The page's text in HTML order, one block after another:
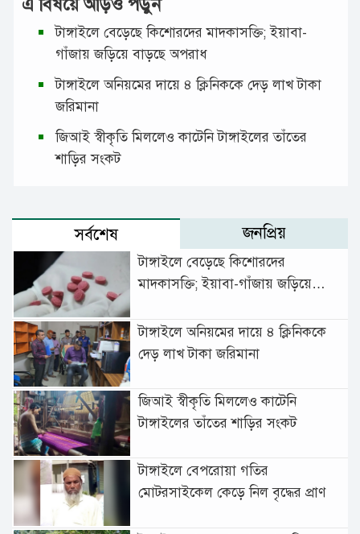
এ বিষয়ে আড়ও পড়ুন
টাঙ্গাইলে বেড়েছে কিশোরদের মাদকাসক্তি; ইয়াবা-
গাঁজায় জড়িয়ে বাড়ছে অপরাধ
টাঙ্গাইলে অনিয়মের দায়ে ৪ ক্লিনিককে দেড় লাখ টাকা
জরিমানা
জিআই স্বীকৃতি মিললেও কাটেনি টাঙ্গাইলের তাঁতের
শাড়ির সংকট
সর্বশেষ জনপ্রিয়
টাঙ্গাইলে বেড়েছে কিশোরদের
মাদকাসক্তি; ইয়াবা-গাঁজায় জড়িয়ে
টাঙ্গাইলে অনিয়মের দায়ে ৪ ক্লিনিককে
দেড় লাখ টাকা জরিমানা
জিআই স্বীকৃতি মিললেও কাটেনি
টাঙ্গাইলের তাঁতের শাড়ির সংকট
টাঙ্গাইলে বেপরোয়া গতির
মোটরসাইকেল কেড়ে নিল বৃদ্ধের প্রাণ